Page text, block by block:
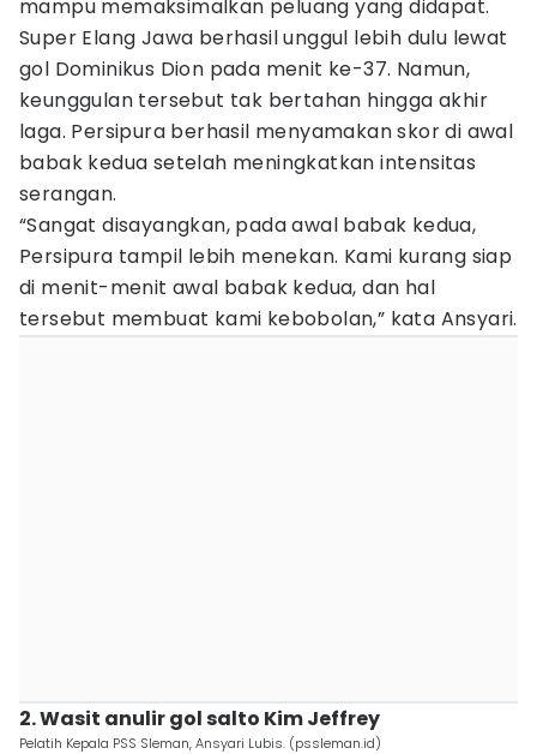
mampu memaksimalkan peluang yang didapat.
Super Elang Jawa berhasil unggul lebih dulu lewat
gol Dominikus Dion pada menit ke-37. Namun,
keunggulan tersebut tak bertahan hingga akhir
laga. Persipura berhasil menyamakan skor di awal
babak kedua setelah meningkatkan intensitas
serangan.
“Sangat disayangkan, pada awal babak kedua,
Persipura tampil lebih menekan. Kami kurang siap
di menit-menit awal babak kedua, dan hal
tersebut membuat kami kebobolan,” kata Ansyari.
2. Wasit anulir gol salto Kim Jeffrey
Pelatih Kepala PSS Sleman, Ansyari Lubis. (pssleman.id)